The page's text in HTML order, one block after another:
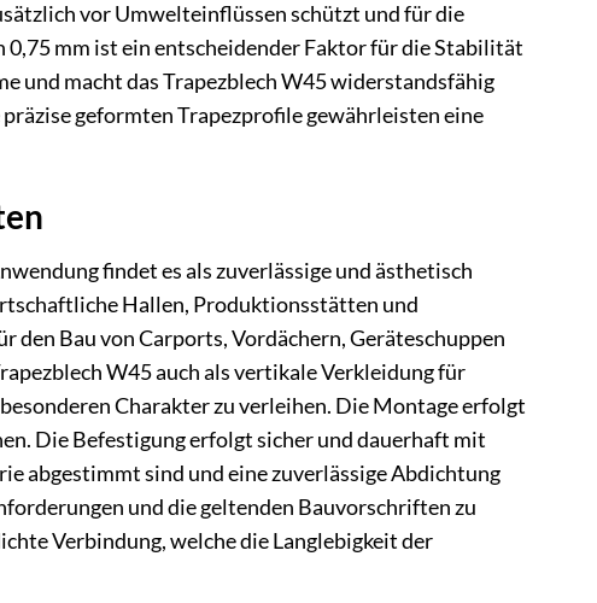
vor Umwelteinflüssen schützt und für die
mm ist ein entscheidender Faktor für die Stabilität
und macht das Trapezblech W45 widerstandsfähig
geformten Trapezprofile gewährleisten eine
findet es als zuverlässige und ästhetisch
Hallen, Produktionsstätten und
Bau von Carports, Vordächern, Geräteschuppen
W45 auch als vertikale Verkleidung für
Charakter zu verleihen. Die Montage erfolgt
Die Befestigung erfolgt sicher und dauerhaft mit
abgestimmt sind und eine zuverlässige Abdichtung
und die geltenden Bauvorschriften zu
Verbindung, welche die Langlebigkeit der